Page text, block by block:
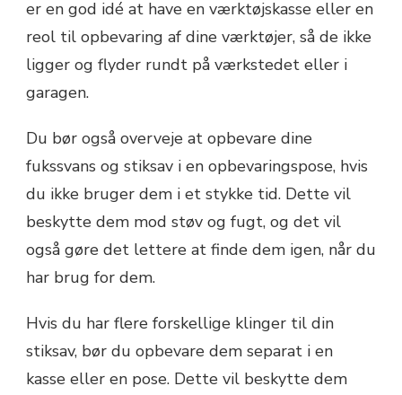
er en god idé at have en værktøjskasse eller en
reol til opbevaring af dine værktøjer, så de ikke
ligger og flyder rundt på værkstedet eller i
garagen.
Du bør også overveje at opbevare dine
fukssvans og stiksav i en opbevaringspose, hvis
du ikke bruger dem i et stykke tid. Dette vil
beskytte dem mod støv og fugt, og det vil
også gøre det lettere at finde dem igen, når du
har brug for dem.
Hvis du har flere forskellige klinger til din
stiksav, bør du opbevare dem separat i en
kasse eller en pose. Dette vil beskytte dem